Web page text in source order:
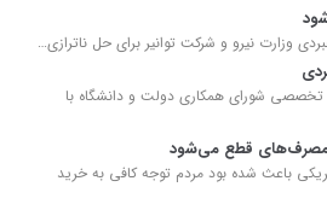
وزارت نیرو و شرکت توانیر برای حل ناترازی…
شورای همکاری دولت و دانشگاه با
قطع می‌شود
باعث شده بود مردم توجه کافی به خرید